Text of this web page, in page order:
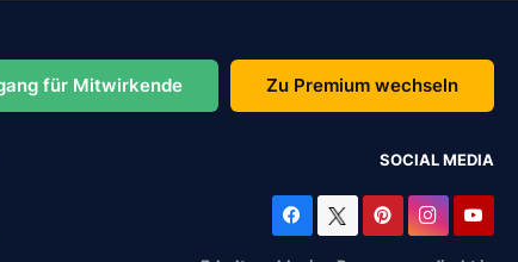
für Mitwirkende Zu Premium wechseln
SOCIAL MEDIA